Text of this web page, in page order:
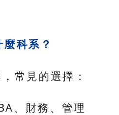
科系？
常見的選擇：
、財務、管理